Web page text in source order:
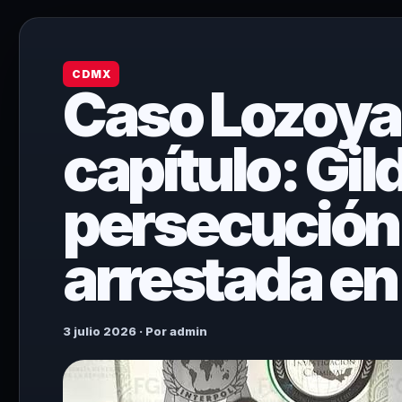
CDMX
Caso
capítulo:
arrestada
3 julio 2026 · Por admin